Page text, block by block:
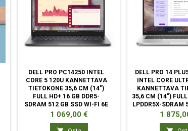
DELL PRO PC14250 INTEL
CORE 5 120U KANNETTAVA
TIETOKONE 35,6 CM (14")
FULL HD+ 16 GB DDR5-
SDRAM 512 GB SSD WI-FI 6E
(802.11AX)
Hinta
1 069,00 €
DELL PRO 14
INTEL CORE
KANNETTAVA
35,6 CM (14")
LPDDR5X-SDRAM
Hinta
1